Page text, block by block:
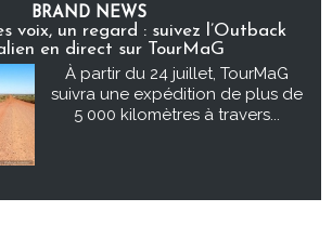
BRAND NEWS
voix, un regard : suivez l’Outback
en direct sur TourMaG
À partir du 24 juillet, TourMaG
suivra une expédition de plus de
5 000 kilomètres à travers...